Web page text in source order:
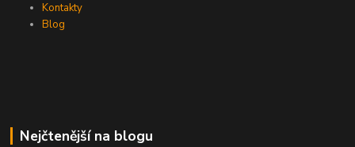
Kontakty
Blog
Nejčtenější na blogu